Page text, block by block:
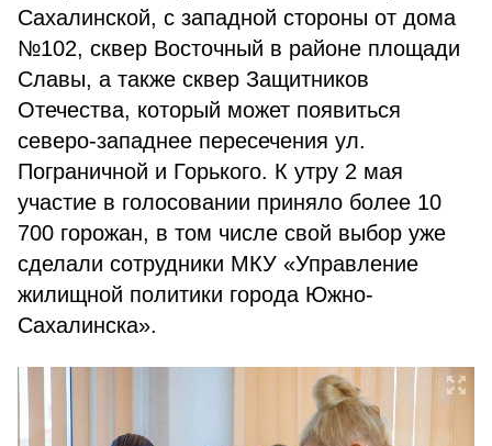
Сахалинской, с западной стороны от дома
№102, сквер Восточный в районе площади
Славы, а также сквер Защитников
Отечества, который может появиться
северо-западнее пересечения ул.
Пограничной и Горького. К утру 2 мая
участие в голосовании приняло более 10
700 горожан, в том числе свой выбор уже
сделали сотрудники МКУ «Управление
жилищной политики города Южно-
Сахалинска».